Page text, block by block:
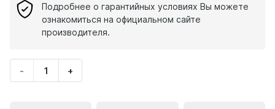
Подробнее о гарантийных условиях Вы можете
ознакомиться на официальном сайте
производителя.
-
Укажите
количество
+